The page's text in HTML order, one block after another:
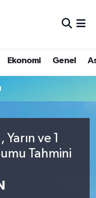
Ekonomi Genel
ve 1
Tahmini
Fikstür